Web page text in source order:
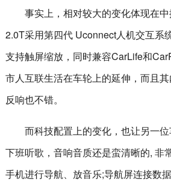
事实上，相对较大的变化体现在
2.0T采用第四代 Uconnect人机交互系
支持触屏缩放，同时兼容CarLife和
市人互联生活在车轮上的延伸，而且
反响也不错。
而科技配置上的变化，也让另一
下班听歌，音响音质还是蛮清晰的, 非
手机进行导航、放音乐;导航屏连接数